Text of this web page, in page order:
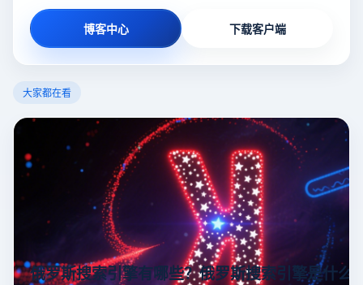
博客中心 下载客户端
大家都在看
俄罗斯搜索引擎有哪些？俄罗斯搜索引擎是什么